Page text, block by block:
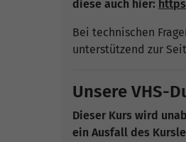
diese auch hier:
Bei technischen
unterstützend zur
Unsere VHS-
Dieser Kurs wird
ein Ausfall des